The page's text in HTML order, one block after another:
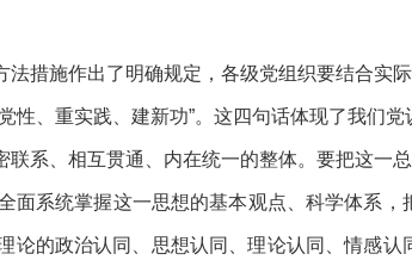
措施作出了明确规定，各级党组织要结合实际
性、重实践、建新功”。这四句话体现了我们
系、相互贯通、内在统一的整体。要把这一
系统掌握这一思想的基本观点、科学体系，
的政治认同、思想认同、理论认同、情感认